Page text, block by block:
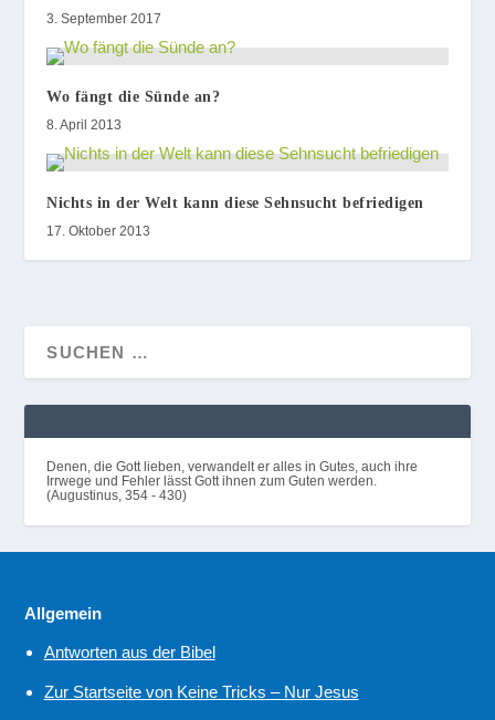
3. September 2017
Wo fängt die Sünde an?
8. April 2013
Nichts in der Welt kann diese Sehnsucht befriedigen
17. Oktober 2013
Denen, die Gott lieben, verwandelt er alles in Gutes, auch ihre
Irrwege und Fehler lässt Gott ihnen zum Guten werden.
(Augustinus, 354 - 430)
Allgemein
Antworten aus der Bibel
Zur Startseite von Keine Tricks – Nur Jesus